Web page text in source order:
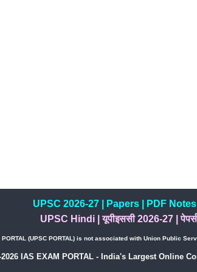
UPSC 2026-27| Papers| PDF Notes
UPSC Hindi|यूपीइससी 2026-27 |पेपर्स
(UPSC PORTAL) is not associated with Union Public
IAS EXAM PORTAL - India's Largest Online